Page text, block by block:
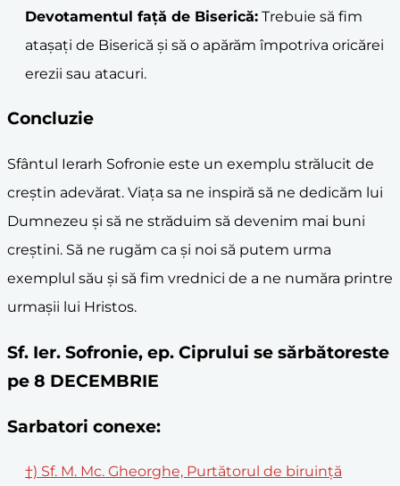
Devotamentul față de Biserică: Trebuie să fim
atașați de Biserică și să o apărăm împotriva oricărei
erezii sau atacuri.
Concluzie
Sfântul Ierarh Sofronie este un exemplu strălucit de
creștin adevărat. Viața sa ne inspiră să ne dedicăm lui
Dumnezeu și să ne străduim să devenim mai buni
creștini. Să ne rugăm ca și noi să putem urma
exemplul său și să fim vrednici de a ne număra printre
urmașii lui Hristos.
Sf. Ier. Sofronie, ep. Ciprului se sărbătoreste
pe 8 DECEMBRIE
Sarbatori conexe:
†) Sf. M. Mc. Gheorghe, Purtătorul de biruință